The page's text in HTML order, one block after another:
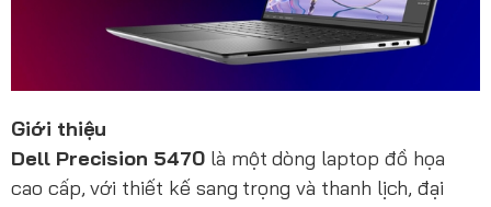
Giới thiệu
Dell Precision 5470là một dòng laptop đồ họa
cao cấp, với thiết kế sang trọng và thanh lịch, đại